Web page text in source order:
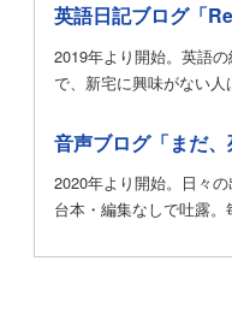
英語日記ブログ「
2019年より開始。英語
で、新宅に興味がない人
音声ブログ「まだ、
2020年より開始。日々
台本・編集なしで吐露。